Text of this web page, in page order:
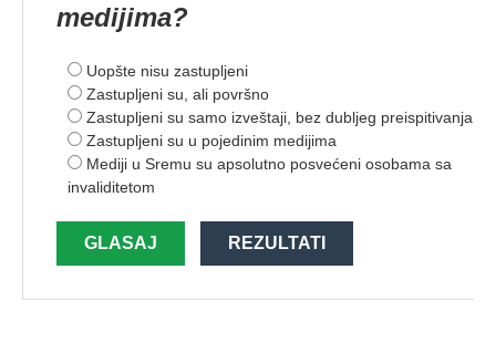
medijima?
Uopšte nisu zastupljeni
Zastupljeni su, ali površno
Zastupljeni su samo izveštaji, bez dubljeg preispitivanja
Zastupljeni su u pojedinim medijima
Mediji u Sremu su apsolutno posvećeni osobama sa
invaliditetom
GLASAJ REZULTATI